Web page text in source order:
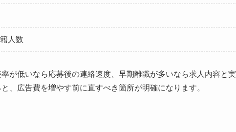
人数
が低いなら応募後の連絡速度、早期離職が多いなら求人内容と実
、広告費を増やす前に直すべき箇所が明確になります。